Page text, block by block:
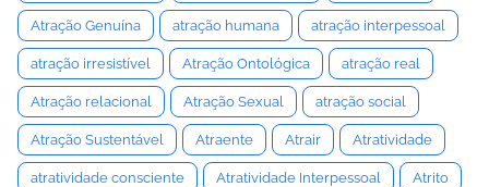
Atração Genuína atração humana atração interpessoal
atração irresistível Atração Ontológica atração real
Atração relacional Atração Sexual atração social
Atração Sustentável Atraente Atrair Atratividade
atratividade consciente Atratividade Interpessoal Atrito